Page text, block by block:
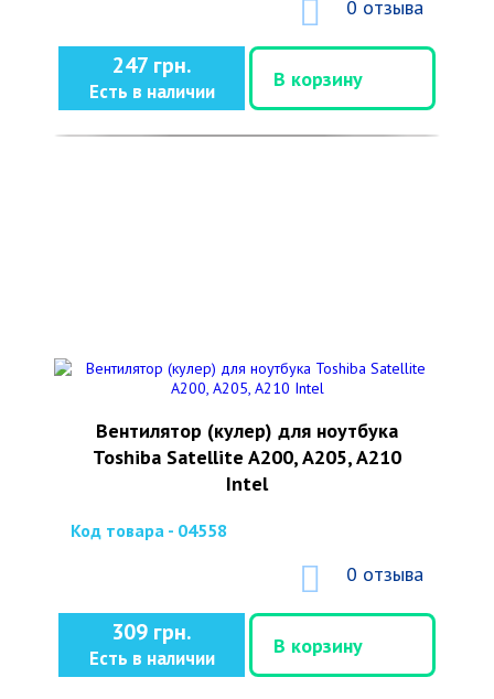
0 отзыва
247 грн.
Есть в наличии
В корзину
Вентилятор (кулер) для ноутбука
Toshiba Satellite A200, A205, A210
Intel
Код товара - 04558
0 отзыва
309 грн.
Есть в наличии
В корзину